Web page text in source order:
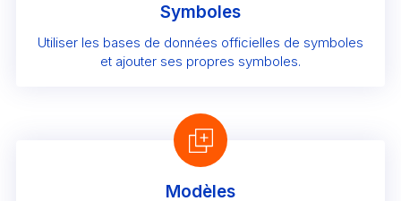
Symboles
Utiliser les bases de données officielles de symboles
et ajouter ses propres symboles.
Modèles